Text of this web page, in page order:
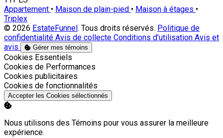
Appartement • Maison de plain-pied • Maison à étages •
Triplex
© 2026 EstateFunnel . Tous droits réservés. Politique de
confidentialité Avis de collecte Conditions d’utilisation Avis et
avis
Gérer mes témoins
Activer
Cookies Essentiels
Activer
Cookies de Performances
Activer
Cookies publicitaires
Activer
Cookies de fonctionnalités
Accepter les Cookies sélectionnés
Nous utilisons des Témoins pour vous assurer la meilleure
expérience.